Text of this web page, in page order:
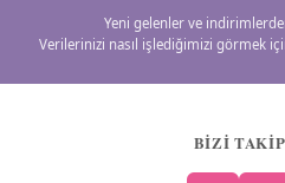
Yeni gelenler ve
Verilerinizi nasıl işlediğimizi görmek
BİZİ